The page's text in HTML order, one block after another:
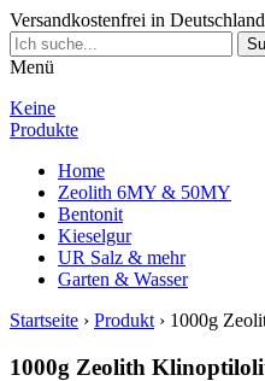
Versandkostenfrei in
Menü
Keine
Produkte
Home
Zeolith 6MY & 50MY
Bentonit
Kieselgur
UR Salz & mehr
Garten & Wasser
Startseite › Produkt › 1000g
1000g Zeolith